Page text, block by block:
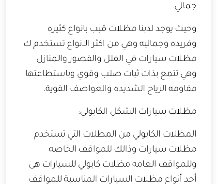
جمالي.
وحيث يوجد لدينا مظلات قبب بانواع كثيره
وفريده وجماليه وهي من اكثر الانواع تستخدم ك
مظلات سيارات في الفلل والقصور والمنازل
وهي تتمع بذات ثبات صلب وقوي وباستطاعتها
مقاومه الرياح الشديده والعواصف القوية.
مظلات سيارات الشكل الكابولي:
المظلات الكابولي من المظلات التي تستخدم
مظلات سيارات وذالك للمواقف الخاصه
وللمواقف العامه مظلات كابولي للسيارات هى
أحد أنواع مظلات السيارات المناسبة للمواقف